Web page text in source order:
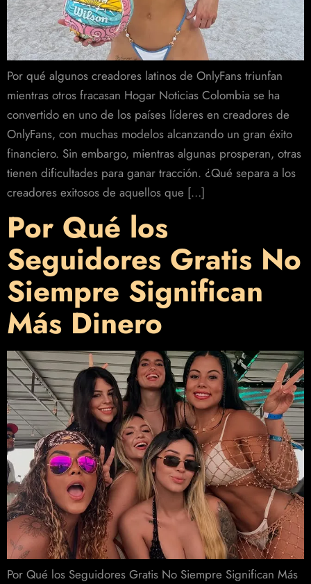
Por qué algunos creadores latinos de OnlyFans triunfan
mientras otros fracasan Hogar Noticias Colombia se ha
convertido en uno de los países líderes en creadores de
OnlyFans, con muchas modelos alcanzando un gran éxito
financiero. Sin embargo, mientras algunas prosperan, otras
tienen dificultades para ganar tracción. ¿Qué separa a los
creadores exitosos de aquellos que […]
Por Qué los
Seguidores Gratis No
Siempre Significan
Más Dinero
Por Qué los Seguidores Gratis No Siempre Significan Más